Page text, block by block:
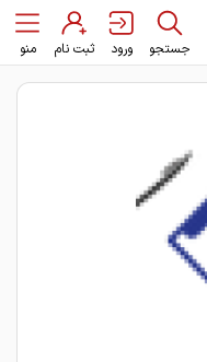
جستجو ورود ثبت نام منو